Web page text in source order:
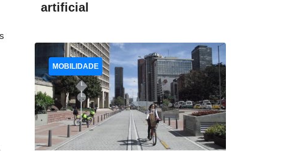
artificial
MOBILIDADE